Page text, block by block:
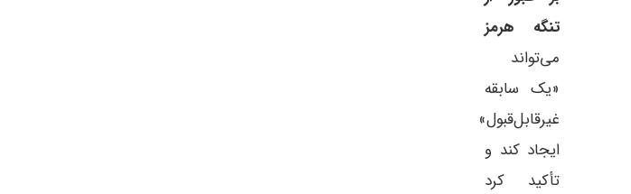
تنگه هرمز
می‌تواند
«یک سابقه
غیرقابل‌قبول»
ایجاد کند و
تأکید کرد